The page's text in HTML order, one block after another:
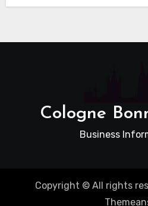
Cologne
Business
Copyright © All rights